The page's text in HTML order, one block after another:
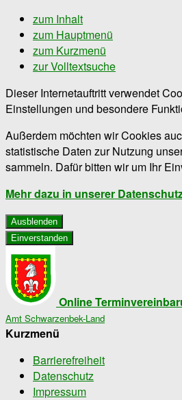
zum Inhalt
zum Hauptmenü
zum Kurzmenü
zur Volltextsuche
Dieser Internetauftritt verwendet
Einstellungen und besondere
Außerdem möchten wir Cookies
statistische Daten zur Nutzung
sammeln. Dafür bitten wir um Ihr
Mehr dazu in unserer
Ausblenden
Einverstanden
Online
Amt Schwarzenbek-Land
Kurzmenü
Barrierefreiheit
Datenschutz
Impressum